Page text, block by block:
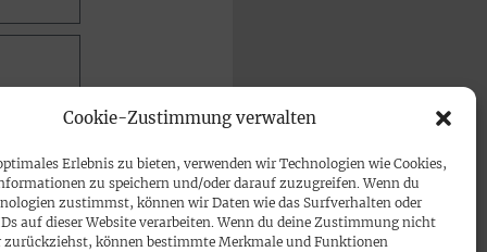
Cookie-Zustimmung verwalten
Erlebnis zu bieten, verwenden wir Technologien wie Cookies,
zu speichern und/oder darauf zuzugreifen. Wenn du
zustimmst, können wir Daten wie das Surfverhalten oder
auf dieser Website verarbeiten. Wenn du deine Zustimmung nicht
zurückziehst, können bestimmte Merkmale und Funktionen